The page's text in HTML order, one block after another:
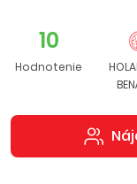
10
Hodnotenie